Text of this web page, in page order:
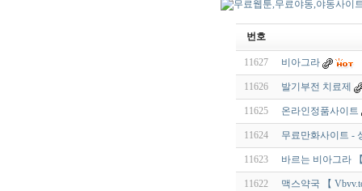
번호
11627 비아그라
11626 발기부전 치료제
11625 온라인정품사이트
11624 무료만화사이트 -
11623 바르는 비아그라
11622 맥스약국 【